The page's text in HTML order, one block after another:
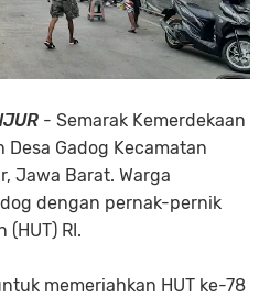
- Semarak Kemerdekaan
Gadog Kecamatan
Jawa Barat. Warga
dengan pernak-pernik
RI.
memeriahkan HUT ke-78